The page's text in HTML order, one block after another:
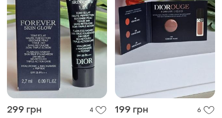
299 грн 4 199 грн 6